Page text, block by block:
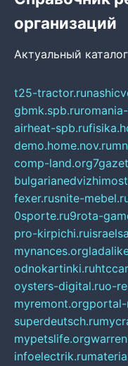
организаций
Актуальный
t25-tractor.ru
gbmk.spb.ru
airheat-spb.ru
demo.home.nov.ru
comp-land.org
fexer.rusnite-
0sporte.ru9rota-
pro-kirpichi.ru
mynances.org
odnokartinki.ru
oysters-digital.ruo-
myremont.orgportal-
superdeutsch.ru
mypetslife.org
infoelectrik.ru